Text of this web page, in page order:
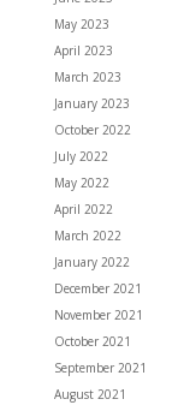
May 2023
April 2023
March 2023
January 2023
October 2022
July 2022
May 2022
April 2022
March 2022
January 2022
December 2021
November 2021
October 2021
September 2021
August 2021